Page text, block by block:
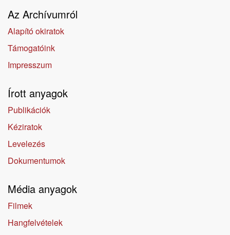
Az Archívumról
Alapító okiratok
Támogatóink
Impresszum
Írott anyagok
Publikációk
Kéziratok
Levelezés
Dokumentumok
Média anyagok
Filmek
Hangfelvételek